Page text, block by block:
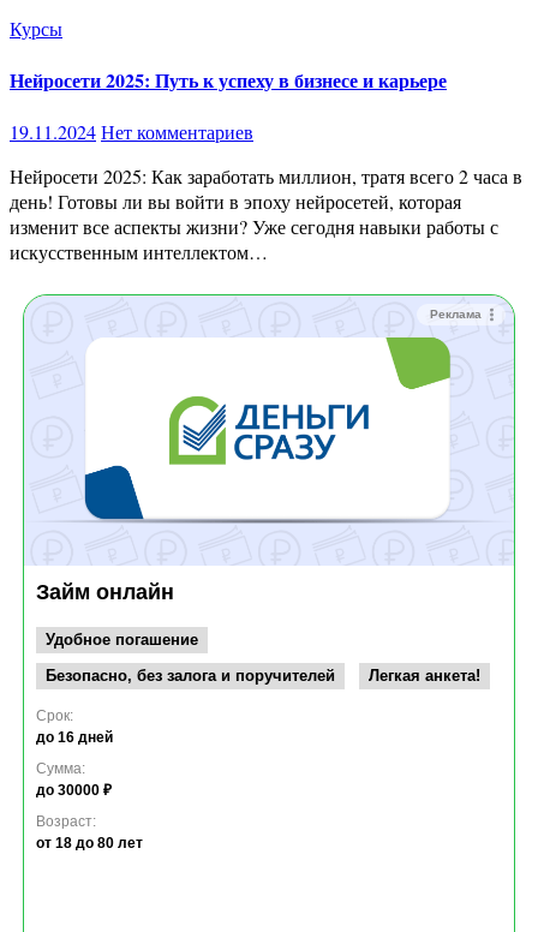
Курсы
Нейросети 2025: Путь к успеху в бизнесе и карьере
19.11.2024Нет комментариев
Нейросети 2025: Как заработать миллион, тратя всего 2 часа в
день! Готовы ли вы войти в эпоху нейросетей, которая
изменит все аспекты жизни? Уже сегодня навыки работы с
искусственным интеллектом…
Реклама
Займ онлайн
Удобное погашение
Безопасно, без залога и поручителей
Легкая анкета!
Срок:
до 16 дней
Сумма:
до 30000 ₽
Возраст:
от 18 до 80 лет